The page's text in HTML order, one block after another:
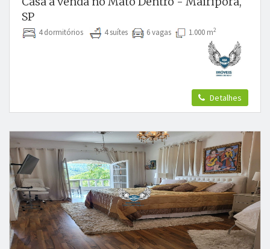
SP
4 dormitórios 4 suítes 6 vagas 1.000 m2
Detalhes